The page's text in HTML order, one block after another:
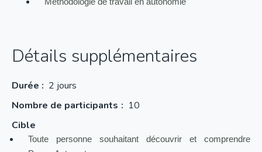
Détails supplémentaires
Durée : 2 jours
Nombre de participants
10
Cible
Toute personne souhaitant découvrir et comprendre